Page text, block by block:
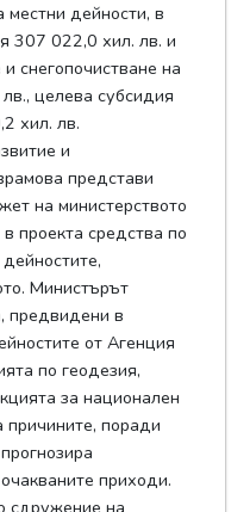
дейности, в
307 022,0 хил. лв. и
снегопочистване на
целева субсидия
хил. лв.
и
представи
на министерството
проекта средства по
Министърът
предвидени в
от Агенция
по геодезия,
за национален
причините, поради
приходи.